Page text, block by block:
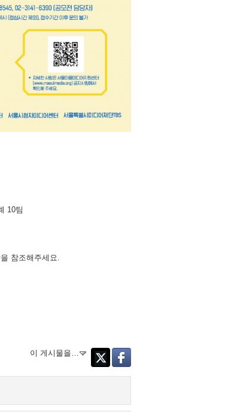
10팀
참조해주세요.
이 게시물을…
TwitterFacebook